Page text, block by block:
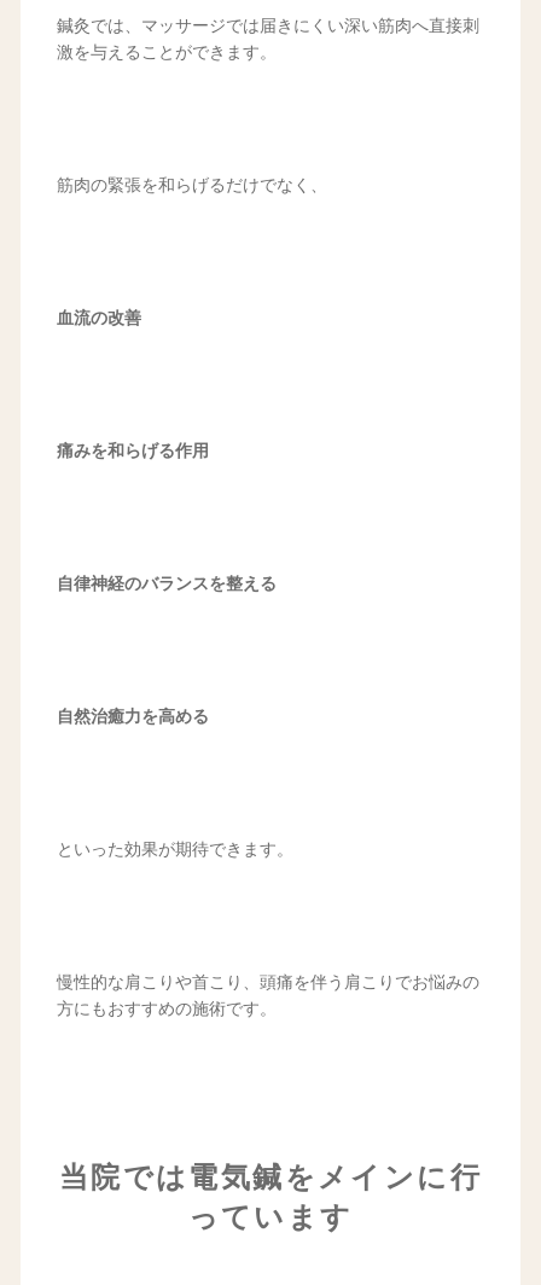
鍼灸では、マッサージでは届きにくい深い筋肉へ直接刺
激を与えることができます。
筋肉の緊張を和らげるだけでなく、
血流の改善
痛みを和らげる作用
自律神経のバランスを整える
自然治癒力を高める
といった効果が期待できます。
慢性的な肩こりや首こり、頭痛を伴う肩こりでお悩みの
方にもおすすめの施術です。
当院では電気鍼をメインに行
っています